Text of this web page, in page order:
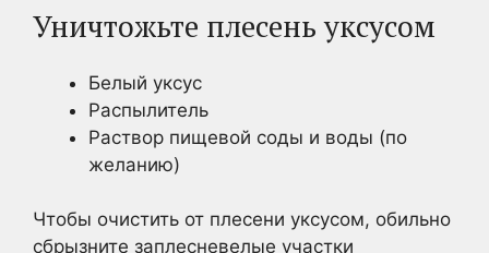
Уничтожьте плесень уксусом
Белый уксус
Распылитель
Раствор пищевой соды и воды (по
желанию)
Чтобы очистить от плесени уксусом, обильно
сбрызните заплесневелые участки